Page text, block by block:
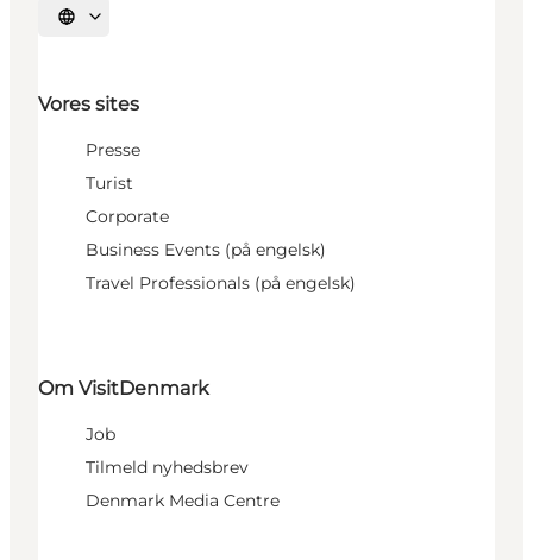
Vælg sprog
Vores sites
Presse
Turist
Corporate
Business Events (på engelsk)
Travel Professionals (på engelsk)
Om VisitDenmark
Job
Tilmeld nyhedsbrev
Denmark Media Centre